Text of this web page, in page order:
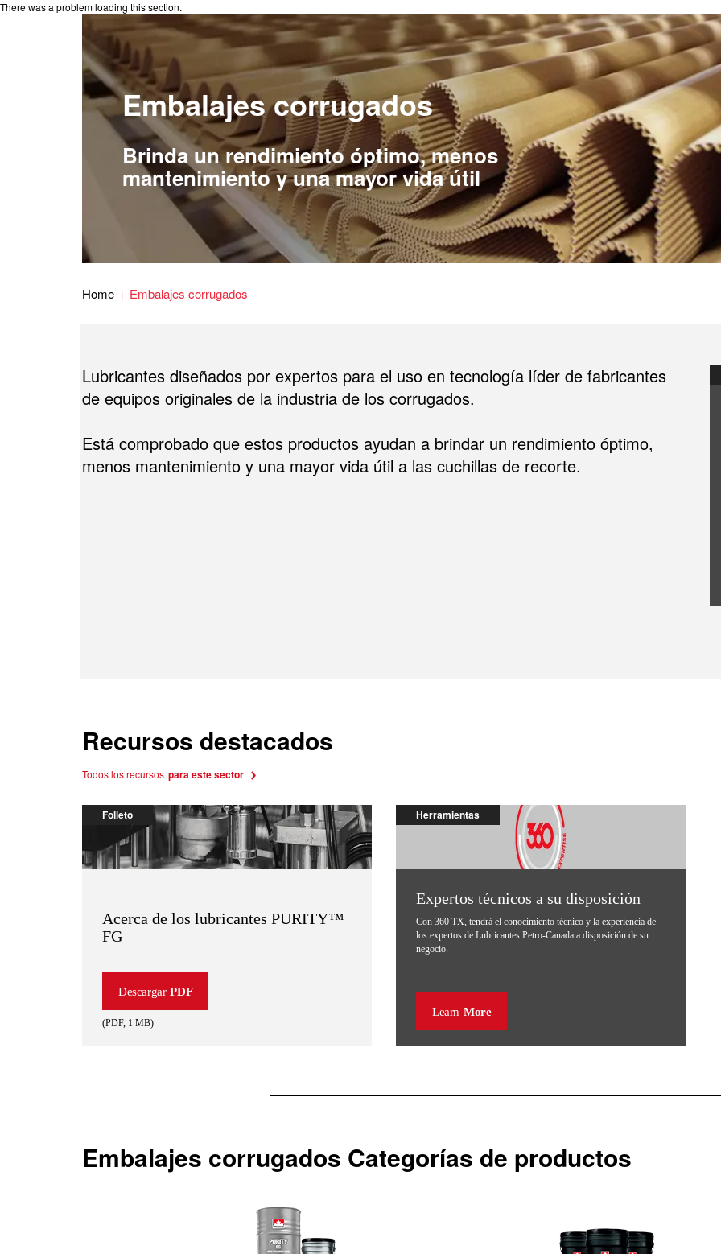
There was a problem loading this section.
Embalajes corrugados
Brinda un rendimiento óptimo, menos
mantenimiento y una mayor vida útil
Home Embalajes corrugados
Lubricantes diseñados por expertos para el uso en tecnología líder de fabricantes
de equipos originales de la industria de los corrugados.
Está comprobado que estos productos ayudan a brindar un rendimiento óptimo,
menos mantenimiento y una mayor vida útil a las cuchillas de recorte.
Recursos destacados
Todos los recursos para este sector
Folleto
Acerca de los lubricantes PURITY™
FG
Descargar PDF
(PDF, 1 MB)
Herramientas
Expertos técnicos a su disposición
Con 360 TX, tendrá el conocimiento técnico y la experiencia de
los expertos de Lubricantes Petro-Canada a disposición de su
negocio.
Learn More
Embalajes corrugados Categorías de productos